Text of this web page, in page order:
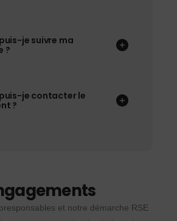
je suivre ma
?
je contacter le
?
et notre démarche RSE